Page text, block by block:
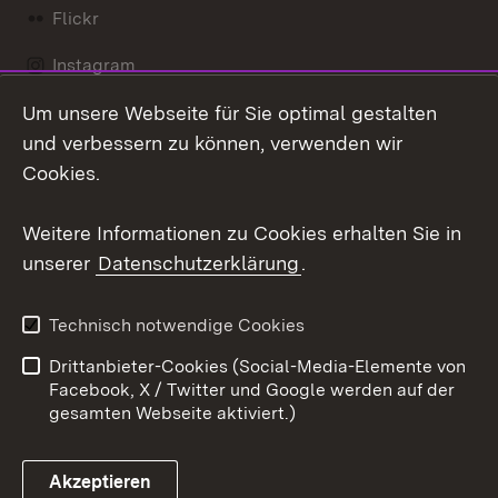
Flickr
Instagram
Social Wall
Barrierefreiheit
Benutzungshinweise
Impressum
Cookies
Um unsere Webseite für Sie optimal gestalten
und verbessern zu können, verwenden wir
Cookies.
Weitere Informationen zu Cookies erhalten Sie in
unserer Datenschutzerklärung.
Technisch notwendige Cookies
Drittanbieter-Cookies (Social-Media-Elemente von
Facebook, X / Twitter und Google werden auf der
gesamten Webseite aktiviert.)
Akzeptieren